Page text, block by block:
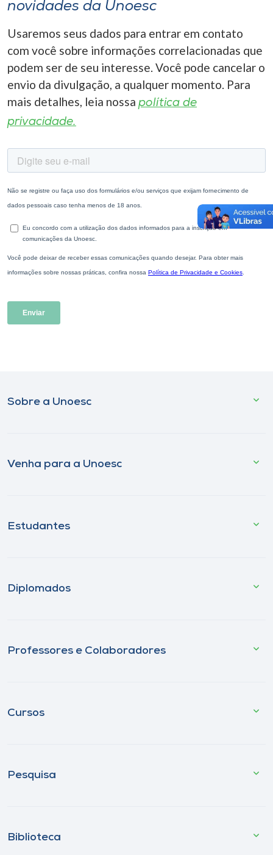
novidades da Unoesc
Usaremos seus dados para entrar em contato
com você sobre informações correlacionadas que
podem ser de seu interesse. Você pode cancelar o
envio da divulgação, a qualquer momento. Para
mais detalhes, leia nossa política de
privacidade.
Sobre a Unoesc
Venha para a Unoesc
Estudantes
Diplomados
Professores e Colaboradores
Cursos
Pesquisa
Biblioteca